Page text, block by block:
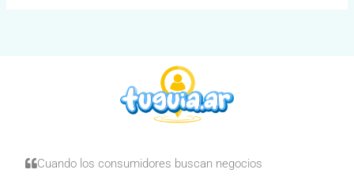
Cuando los consumidores buscan negocios